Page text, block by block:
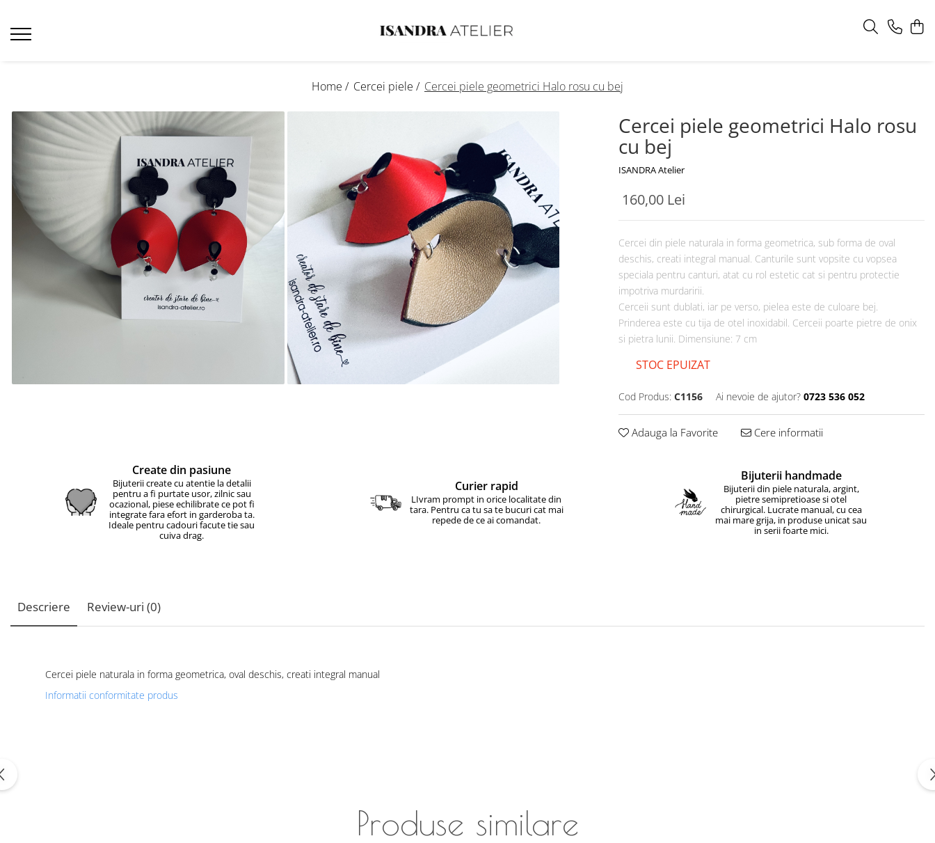
Home / Cercei piele / Cercei piele geometrici Halo rosu cu bej
Cercei piele geometrici Halo rosu
cu bej
ISANDRA Atelier
160,00 Lei
Cercei din piele naturala in forma geometrica, sub forma de oval
deschis, creati integral manual. Canturile sunt vopsite cu vopsea
speciala pentru canturi, atat cu rol estetic cat si pentru protectie
impotriva murdaririi.
Cerceii sunt dublati, iar pe verso, pielea este de culoare bej.
Prinderea este cu tija de otel inoxidabil. Cerceii poarte pietre de onix
si pietra lunii. Dimensiune: 7 cm
STOC EPUIZAT
Cod Produs: C1156 Ai nevoie de ajutor? 0723 536 052
Adauga la Favorite Cere informatii
Create din pasiune
Bijuterii create cu atentie la detalii
pentru a fi purtate usor, zilnic sau
ocazional, piese echilibrate ce pot fi
integrate fara efort in garderoba ta.
Ideale pentru cadouri facute tie sau
cuiva drag.
Curier rapid
LIvram prompt in orice localitate din
tara. Pentru ca tu sa te bucuri cat mai
repede de ce ai comandat.
Bijuterii handmade
Bijuterii din piele naturala, argint,
pietre semipretioase si otel
chirurgical. Lucrate manual, cu cea
mai mare grija, in produse unicat sau
in serii foarte mici.
Descriere Review-uri (0)
Cercei piele naturala in forma geometrica, oval deschis, creati integral manual
Informatii conformitate produs
Produse similare